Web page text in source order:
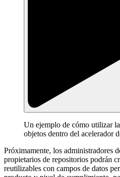
Un ejemplo de cómo utilizar
objetos dentro del acelerador
Próximamente, los administradores
propietarios de repositorios podrán
reutilizables con campos de datos